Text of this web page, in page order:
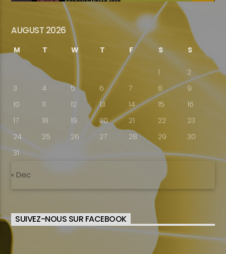
AUGUST 2026
M T W T F S S
1
2
3
4 5 6 7 8
9
10
11 12 13 14 15
16
17
18 19 20 21 22
23
24
25 26 27 28 29
30
31
« Dec
SUIVEZ-NOUS SUR FACEBOOK